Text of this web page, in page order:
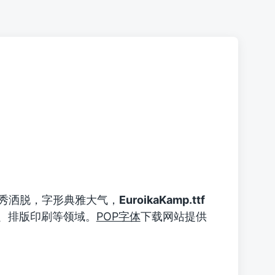
脱，字形典雅大气， EuroikaKamp.ttf
版印刷等领域。 POP字体下载网站提供